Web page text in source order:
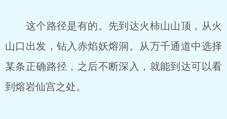
这个路径是有的。先到达火柿山山顶，从火
山口出发，钻入赤焰妖熔洞。从万千通道中选择
某条正确路径，之后不断深入，就能到达可以看
到熔岩仙宫之处。